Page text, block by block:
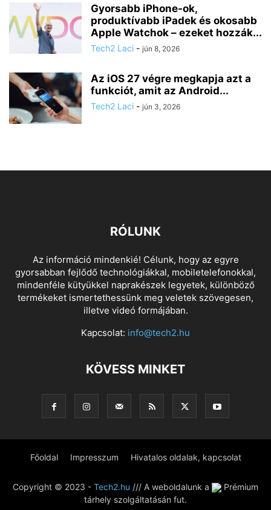
Gyorsabb iPhone-ok,
produktívabb iPadek és okosabb
Apple Watchok – ezeket hozzák...
Tech2 Laci - jún 8, 2026
Az iOS 27 végre megkapja azt a
funkciót, amit az Android...
Tech2 Laci - jún 3, 2026
RÓLUNK
Az információ mindenkié! Célunk, hogy az egyre
gyorsabban fejlődő technológiákkal, mobiletelefonokkal,
mindenféle kütyükkel naprakészek legyetek, különböző
termékeket ismertethessünk meg veletek szövegesen,
illetve videó formájában.
Kapcsolat: info@tech2.hu
KÖVESS MINKET
Főoldal Impresszum Hivatalos oldalak, kapcsolat
Copyright © 2023 - Tech2.hu /// A weboldalunk a
Prémium
tárhely szolgáltatásán fut.